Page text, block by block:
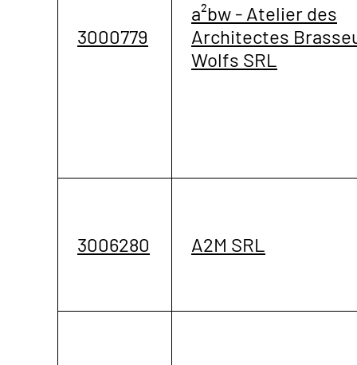
3000779
a²bw - Atelier des
Architectes
Wolfs SRL
3006280 A2M SRL